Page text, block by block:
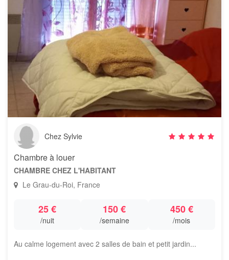
Chez Sylvie
Chambre à louer
CHAMBRE CHEZ L'HABITANT
Le Grau-du-Roi, France
25 €
/nuit
150 €
/semaine
450 €
/mois
Au calme logement avec 2 salles de bain et petit jardin...